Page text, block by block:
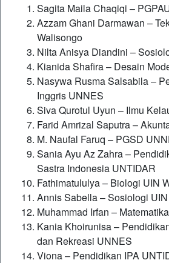
Sagita Maila Chaqiqi –
Azzam Ghani Darmawan –
Walisongo
Nilta Anisya Diandini –
Kianida Shafira – Desain
Nasywa Rusma Salsabila –
Inggris UNNES
Siva Qurotul Uyun – Ilmu
Farid Amrizal Saputra –
M. Naufal Faruq – PGSD
Sania Ayu Az Zahra –
Sastra Indonesia UNTIDAR
Fathimatululya – Biologi UIN
Annis Sabella – Sosiologi
Muhammad Irfan –
Kania Khoirunisa –
dan Rekreasi UNNES
Viona – Pendidikan IPA